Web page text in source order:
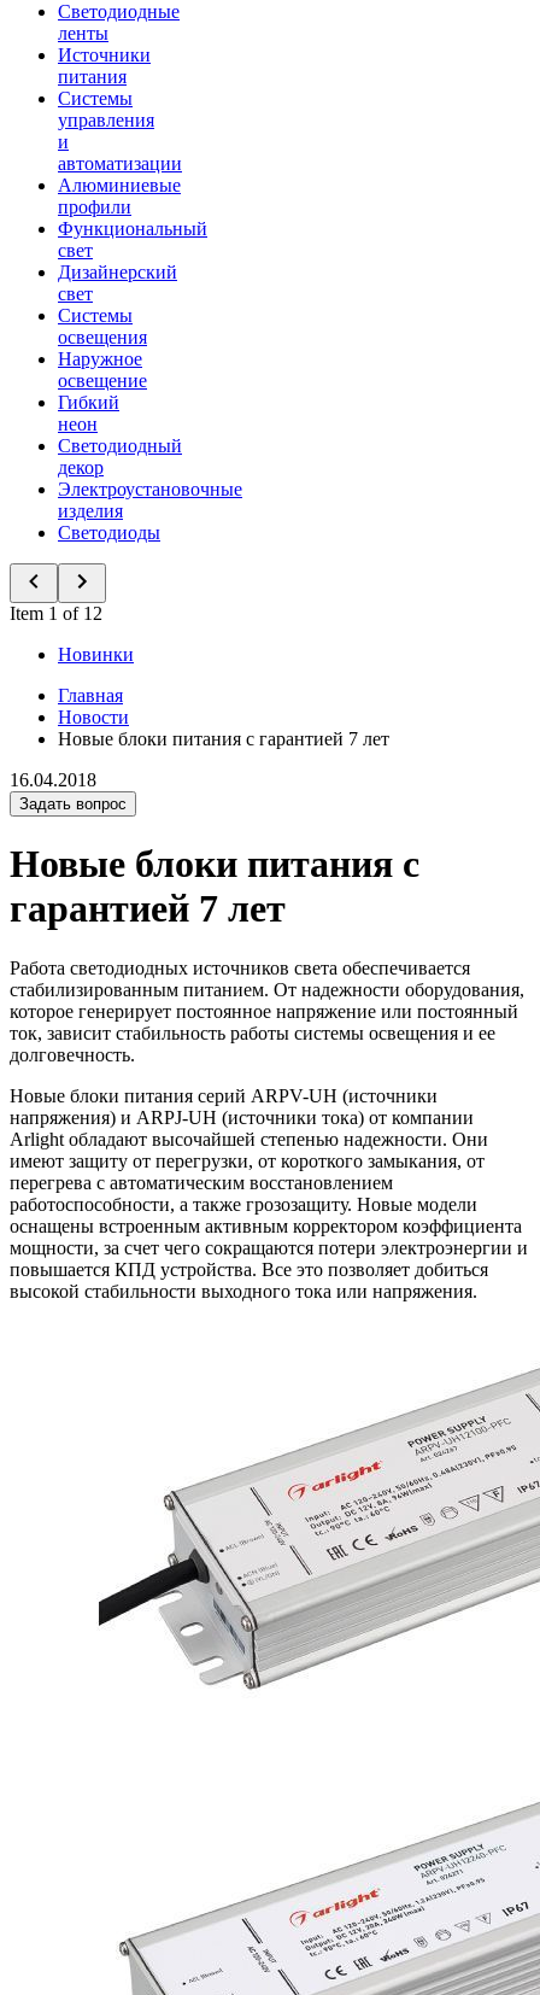
Светодиодные
ленты
Источники
питания
Системы
управления
и
автоматизации
Алюминиевые
профили
Функциональный
свет
Дизайнерский
свет
Системы
освещения
Наружное
освещение
Гибкий
неон
Светодиодный
декор
Электроустановочные
изделия
Светодиоды
Item 1 of 12
Новинки
Главная
Новости
Новые блоки питания с гарантией 7 лет
16.04.2018
Задать вопрос
Новые блоки питания с
гарантией 7 лет
Работа светодиодных источников света обеспечивается
стабилизированным питанием. От надежности оборудования,
которое генерирует постоянное напряжение или постоянный
ток, зависит стабильность работы системы освещения и ее
долговечность.
Новые блоки питания серий ARPV-UH (источники
напряжения) и ARPJ-UH (источники тока) от компании
Arlight обладают высочайшей степенью надежности. Они
имеют защиту от перегрузки, от короткого замыкания, от
перегрева с автоматическим восстановлением
работоспособности, а также грозозащиту. Новые модели
оснащены встроенным активным корректором коэффициента
мощности, за счет чего сокращаются потери электроэнергии и
повышается КПД устройства. Все это позволяет добиться
высокой стабильности выходного тока или напряжения.